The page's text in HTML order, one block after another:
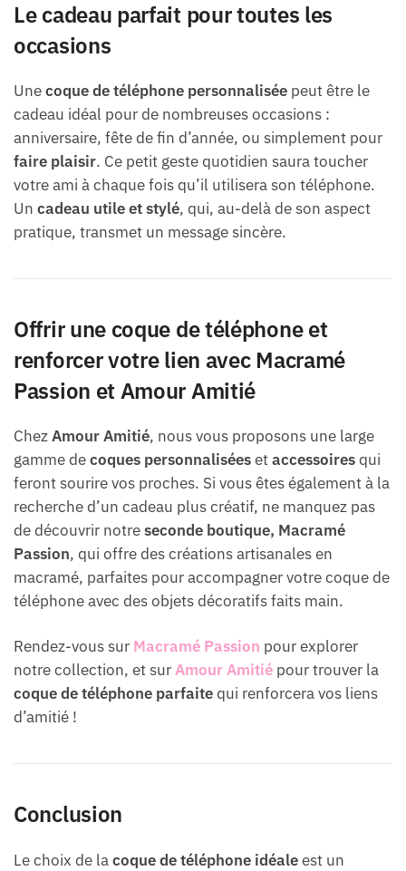
Le cadeau parfait pour toutes les
occasions
Unecoque de téléphone personnalisée peut être le
cadeau idéal pour de nombreuses occasions :
anniversaire, fête de fin d’année, ou simplement pour
faire plaisir. Ce petit geste quotidien saura toucher
votre ami à chaque fois qu’il utilisera son téléphone.
Un cadeau utile et stylé, qui, au-delà de son aspect
pratique, transmet un message sincère.
Offrir une coque de téléphone et
renforcer votre lien avec Macramé
Passion et Amour Amitié
ChezAmour Amitié, nous vous proposons une large
gamme decoques personnaliséesetaccessoiresqui
feront sourire vos proches. Si vous êtes également à la
recherche d’un cadeau plus créatif, ne manquez pas
de découvrir notreseconde boutique, Macramé
Passion, qui offre des créations artisanales en
macramé, parfaites pour accompagner votre coque de
téléphone avec des objets décoratifs faits main.
Rendez-vous sur Macramé Passion pour explorer
notre collection, et surAmour Amitié pour trouver la
coque de téléphone parfaitequi renforcera vos liens
d’amitié !
Conclusion
Le choix de lacoque de téléphone idéaleest un